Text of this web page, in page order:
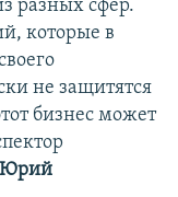
разных сфер.
которые в
не защитятся
бизнес может
Юрий